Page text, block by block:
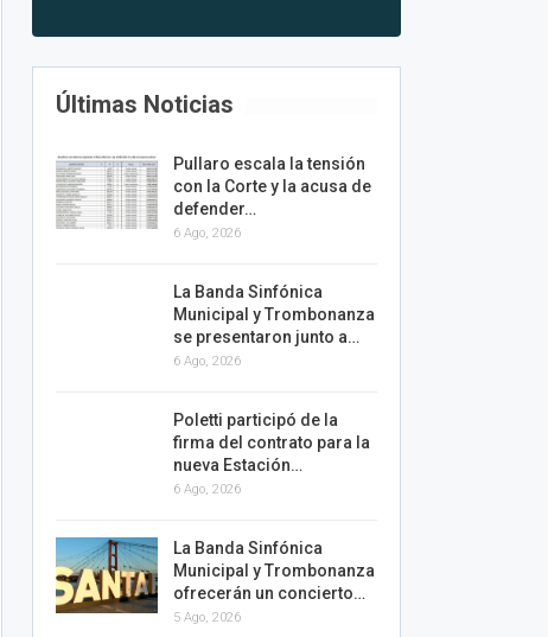
Últimas Noticias
Pullaro escala la tensión
con la Corte y la acusa de
defender…
6 Ago, 2026
La Banda Sinfónica
Municipal y Trombonanza
se presentaron junto a…
6 Ago, 2026
Poletti participó de la
firma del contrato para la
nueva Estación…
6 Ago, 2026
La Banda Sinfónica
Municipal y Trombonanza
ofrecerán un concierto…
5 Ago, 2026